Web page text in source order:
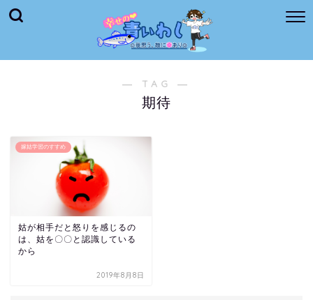
― TAG ―
期待
嫁姑学習のすすめ
姑が相手だと怒りを感じるの
は、姑を〇〇と認識している
から
2019年8月8日